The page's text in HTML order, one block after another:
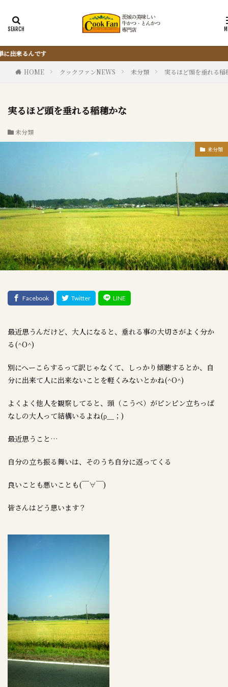
HOME クックファンNEWS 未分類 実るほど頭を垂れる稲
実るほど頭を垂れる稲穂かな
未分類
未分類
最近思うんだけど、大人になると、垂れる事の大切さがよく分か
る(^O^)
別にへーこらするって訳じゃなくて、しっかり傾聴するとか、自
分に出来て人に出来ないことを軽くみないとかね(^O^)
よくよく他人を観察してると、頭（こうべ）がピンピン立ちっぱ
なしの大人って結構いるよね(ρ＿；)
最近思うこと…
自分の立ち振る舞いは、そのうち自分に返ってくる
良いことも悪いことも(￣∀￣)
皆さんはどう思います？